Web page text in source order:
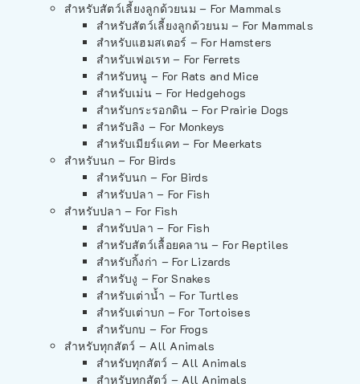
สำหรับสัตว์เลี้ยงลูกด้วยนม – For Mammals
สำหรับสัตว์เลี้ยงลูกด้วยนม – For Mammals
สำหรับแฮมสเตอร์ – For Hamsters
สำหรับเฟอเรท – For Ferrets
สำหรับหนู – For Rats and Mice
สำหรับเม่น – For Hedgehogs
สำหรับกระรอกดิน – For Prairie Dogs
สำหรับลิง – For Monkeys
สำหรับเมียร์แคท – For Meerkats
สำหรับนก – For Birds
สำหรับนก – For Birds
สำหรับปลา – For Fish
สำหรับปลา – For Fish
สำหรับปลา – For Fish
สำหรับสัตว์เลื้อยคลาน – For Reptiles
สำหรับกิ้งก่า – For Lizards
สำหรับงู – For Snakes
สำหรับเต่าน้ำ – For Turtles
สำหรับเต่าบก – For Tortoises
สำหรับกบ – For Frogs
สำหรับทุกสัตว์ – All Animals
สำหรับทุกสัตว์ – All Animals
สำหรับทุกสัตว์ – All Animals